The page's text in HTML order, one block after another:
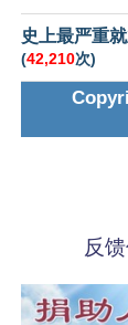
史上最严重
(42,210次)
反